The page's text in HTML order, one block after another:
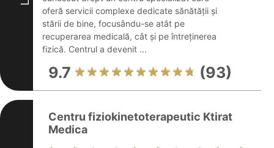
oferă servicii complexe dedicate sănătății și
stării de bine, focusându-se atât pe
recuperarea medicală, cât și pe întreținerea
fizică. Centrul a devenit ...
9.7 (93)
Centru fiziokinetoterapeutic Ktirat
Medica